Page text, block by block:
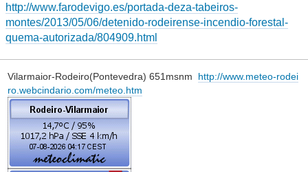
http://www.farodevigo.es/portada-deza-tabeiros-
montes/2013/05/06/detenido-rodeirense-incendio-forestal-
quema-autorizada/804909.html
Vilarmaior-Rodeiro(Pontevedra) 651msnm http://www.meteo-rodei
ro.webcindario.com/meteo.htm